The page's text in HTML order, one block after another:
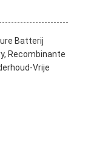
Batterij
Recombinante
Vrije